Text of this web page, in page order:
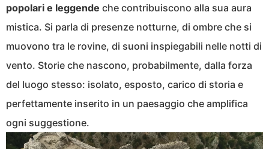
popolari e leggende che contribuiscono alla sua aura
mistica. Si parla di presenze notturne, di ombre che si
muovono tra le rovine, di suoni inspiegabili nelle notti di
vento. Storie che nascono, probabilmente, dalla forza
del luogo stesso: isolato, esposto, carico di storia e
perfettamente inserito in un paesaggio che amplifica
ogni suggestione.